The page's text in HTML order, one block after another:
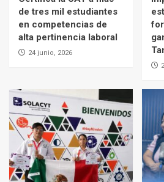
de tres mil estudiantes
en competencias de
alta pertinencia laboral
24 junio, 2026